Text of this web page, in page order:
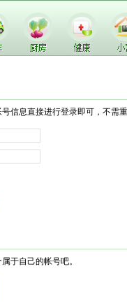
信息直接进行登录即可，不需
于自己的帐号吧。